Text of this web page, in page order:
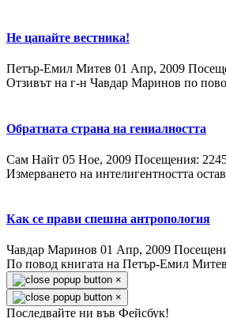
Не цапайте вестника!
Петър-Емил Митев 01 Апр, 2009
Отзивът на г-н Чавдар Маринов по
Обратната страна на гениалността
Сам Найт 05 Ное, 2009 Посещения:
Измерването на интелигентността
Как се прави спешна антропология
Чавдар Маринов 01 Апр, 2009
По повод книгата на Петър-Емил
×
×
Последвайте ни във Фейсбук!